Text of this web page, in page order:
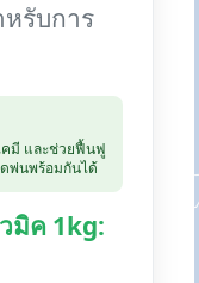
รับการ
คมี และช่วยฟื้นฟู
พ่นพร้อมกันได้
มิค 1kg: